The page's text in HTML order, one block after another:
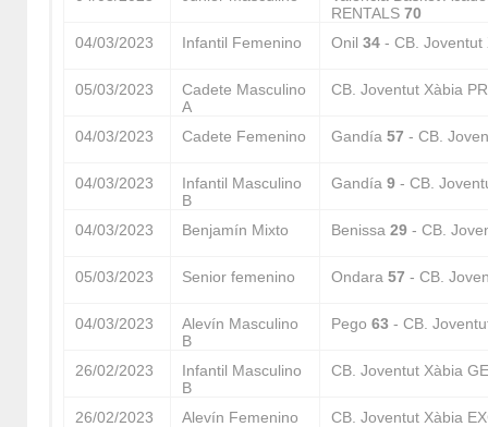
RENTALS 70
04/03/2023
Infantil Femenino Onil 34 - CB. Joventut
05/03/2023
Cadete Masculino
A
CB. Joventut Xàbia
04/03/2023 Cadete Femenino Gandía 57 - CB.
04/03/2023
Infantil Masculino
B
Gandía 9 - CB.
04/03/2023 Benjamín Mixto Benissa 29 - CB.
05/03/2023 Senior femenino Ondara 57 - CB.
04/03/2023
Alevín Masculino
B
Pego 63 - CB.
26/02/2023
Infantil Masculino
B
CB. Joventut Xàbia
26/02/2023 Alevín Femenino CB. Joventut Xàbia